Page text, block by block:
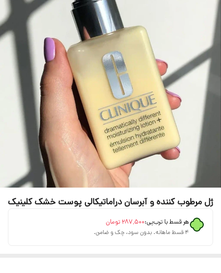
ژل مرطوب کننده و آبرسان دراماتیکالی پوست خشک کلینیک
هر قسط با ترب‌پی:۲۸۷٬۵۰۰ تومان
۴ قسط ماهانه. بدون سود، چک و ضامن.